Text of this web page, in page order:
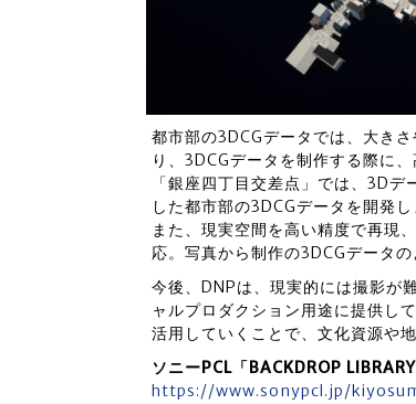
都市部の3DCGデータでは、大き
り、3DCGデータを制作する際に
「銀座四丁目交差点」では、3D
した都市部の3DCGデータを開発し
また、現実空間を高い精度で再現
応。写真から制作の3DCGデータ
今後、DNPは、現実的には撮影が
ャルプロダクション用途に提供し
活用していくことで、文化資源や
ソニーPCL「BACKDROP
https://www.sonypcl.jp/